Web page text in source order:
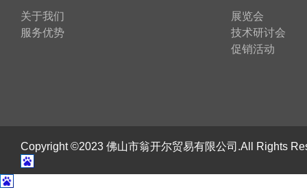
关于我们
服务优势
展览会
技术研讨会
促销活动
Copyright ©2023 佛山市翁开尔贸易有限公司.All Rights